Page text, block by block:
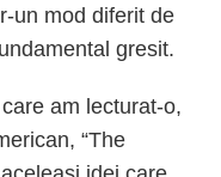
un mod diferit de
gresit.
am lecturat-o,
“The